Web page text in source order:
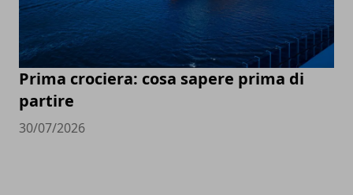
Prima crociera: cosa sapere prima di
partire
30/07/2026